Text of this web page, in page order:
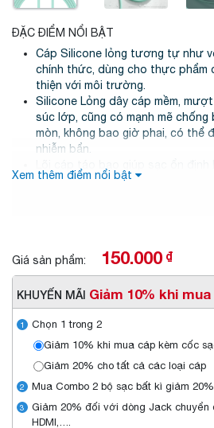
ĐẶC ĐIỂM NỔI BẬT
Cáp Silicone lỏng tương tự như
chính thức, dùng cho thực phẩm
thiện với môi trường.
Silicone Lỏng dây cáp mềm,
súc lớp, cũng có mạnh mẽ chống
mòn, không bao giờ phai, có thể
nhiễm bẩn.
chất lượng cao để ổn định dòng
Xem thêm điểm nổi bật
Giá sản phẩm:
150.000₫
KHUYẾN MÃI Giảm 10% khi
1
Chọn 1 trong 2
Giảm 10% khi mua cáp kèm cốc
Giảm 20% cho tất cả các loại cáp
2 Mua Combo 2 bộ sạc bất kì giảm 20%
3
Giảm 20% đối với dòng Jack chuyển
HDMI,….